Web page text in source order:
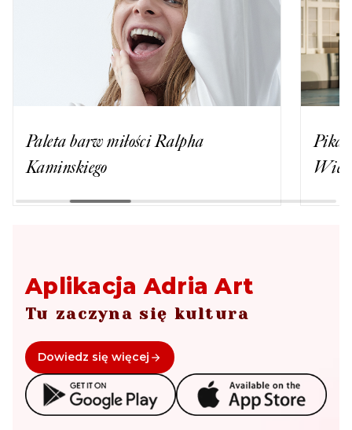
Paleta barw miłości Ralpha
Kaminskiego
Aplikacja Adria Art
Tu zaczyna się kultura
Dowiedz się więcej